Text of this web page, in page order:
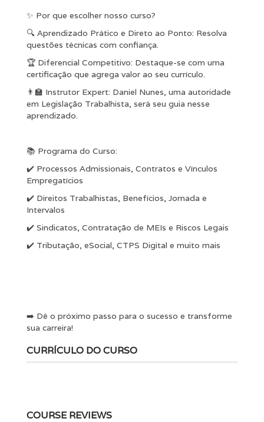
✨ Por que escolher nosso curso?
🔍 Aprendizado Prático e Direto ao Ponto: Resolva
questões técnicas com confiança.
🏆 Diferencial Competitivo: Destaque-se com uma
certificação que agrega valor ao seu currículo.
👨‍🏫 Instrutor Expert: Daniel Nunes, uma autoridade
em Legislação Trabalhista, será seu guia nesse
aprendizado.
📚 Programa do Curso:
✔️ Processos Admissionais, Contratos e Vínculos
Empregatícios
✔️ Direitos Trabalhistas, Benefícios, Jornada e
Intervalos
✔️ Sindicatos, Contratação de MEIs e Riscos Legais
✔️ Tributação, eSocial, CTPS Digital e muito mais
➡️ Dê o próximo passo para o sucesso e transforme
sua carreira!
CURRÍCULO DO CURSO
COURSE REVIEWS